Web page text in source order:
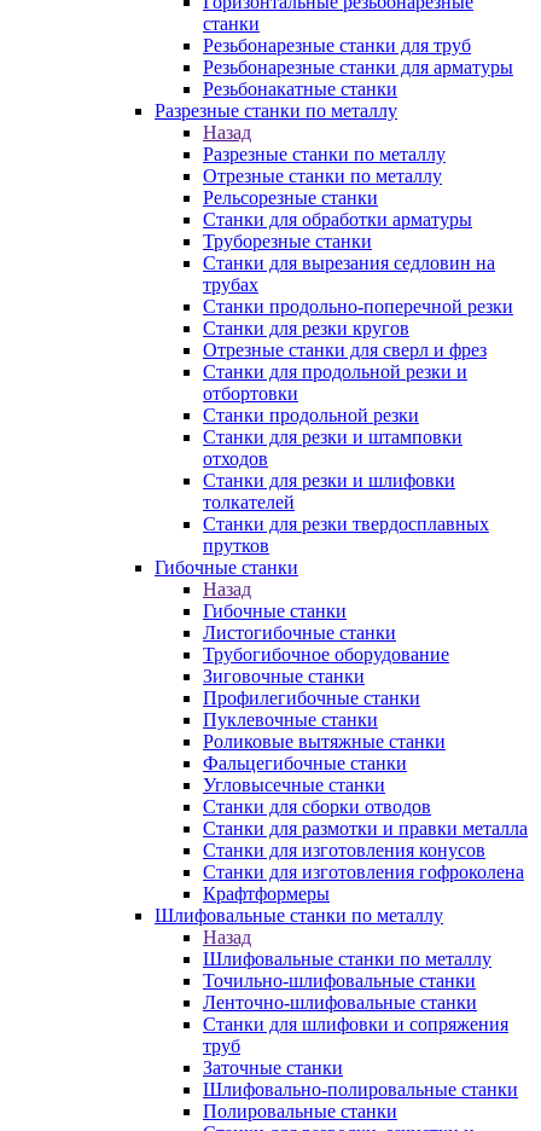
станки
Резьбонарезные станки для труб
Резьбонарезные станки для арматуры
Резьбонакатные станки
Разрезные станки по металлу
Назад
Разрезные станки по металлу
Отрезные станки по металлу
Рельсорезные станки
Станки для обработки арматуры
Труборезные станки
Станки для вырезания седловин на
трубаx
Станки продольно-поперечной резки
Станки для резки кругов
Отрезные станки для сверл и фрез
Станки для продольной резки и
отбортовки
Станки продольной резки
Станки для резки и штамповки
отходов
Станки для резки и шлифовки
толкателей
Станки для резки твердосплавных
прутков
Гибочные станки
Назад
Гибочные станки
Листогибочные станки
Трубогибочное оборудование
Зиговочные станки
Профилегибочные станки
Пуклевочные станки
Роликовые вытяжные станки
Фальцегибочные станки
Угловысечные станки
Станки для сборки отводов
Станки для размотки и правки металла
Станки для изготовления конусов
Станки для изготовления гофроколена
Крафтформеры
Шлифовальные станки по металлу
Назад
Шлифовальные станки по металлу
Точильно-шлифовальные станки
Ленточно-шлифовальные станки
Станки для шлифовки и сопряжения
труб
Заточные станки
Шлифовально-полировальные станки
Полировальные станки